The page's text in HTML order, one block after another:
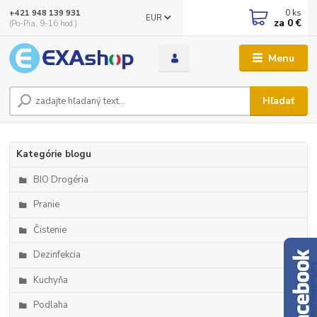
Menu
EUR
Hľadať
+421 948 139 931
(Po-Pia, 9-16 hod.)
0 ks
za 0 €
Kategórie blogu
BIO Drogéria
Pranie
Čistenie
Dezinfekcia
Kuchyňa
Podlaha